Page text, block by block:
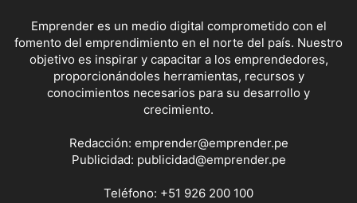
Emprender es un medio digital comprometido con el
fomento del emprendimiento en el norte del país. Nuestro
objetivo es inspirar y capacitar a los emprendedores,
proporcionándoles herramientas, recursos y
conocimientos necesarios para su desarrollo y
crecimiento.
Redacción: emprender@emprender.pe
Publicidad: publicidad@emprender.pe
Teléfono: +51 926 200 100